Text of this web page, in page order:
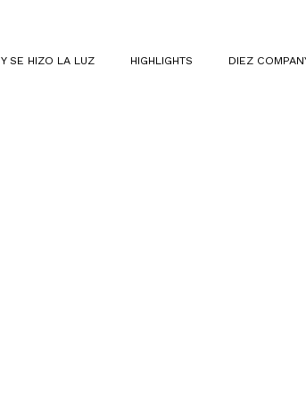
Y SE HIZO LA LUZ HIGHLIGHTS DIEZ